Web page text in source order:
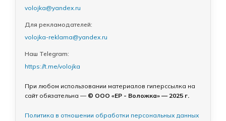
volojka@yandex.ru
Для рекламодателей:
volojka-reklama@yandex.ru
Наш Telegram:
https://t.me/volojka
При любом использовании материалов гиперссылка на
сайт обязательна — © ООО «ЕР - Воложка» — 2025 г.
Политика в отношении обработки персональных данных